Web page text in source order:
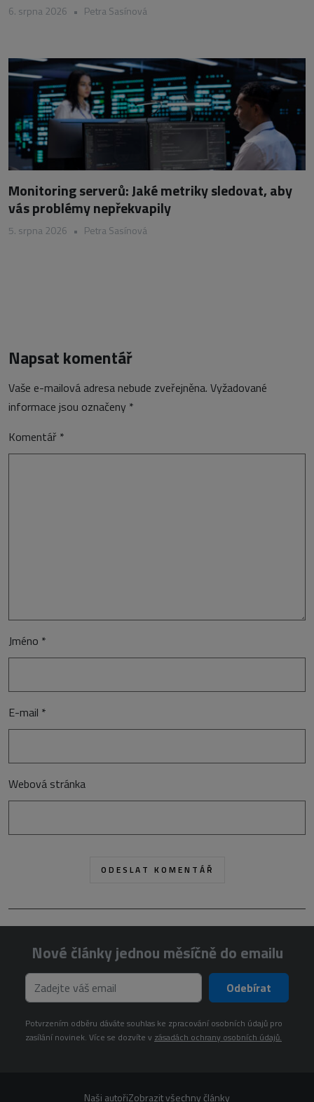
6. srpna 2026 • Petra Sasínová
Monitoring serverů: Jaké metriky sledovat, aby
vás problémy nepřekvapily
5. srpna 2026 • Petra Sasínová
Napsat komentář
Vaše e-mailová adresa nebude zveřejněna. Vyžadované
informace jsou označeny *
Komentář *
Jméno *
E-mail *
Webová stránka
Nové články jednou měsíčně do emailu
Odebírat
Potvrzením odběru dáváte souhlas ke zpracování osobních údajů pro
zasílání novinek. Více se dozvíte v zásadách ochrany osobních údajů.
Naši autořiZobrazit všechny články